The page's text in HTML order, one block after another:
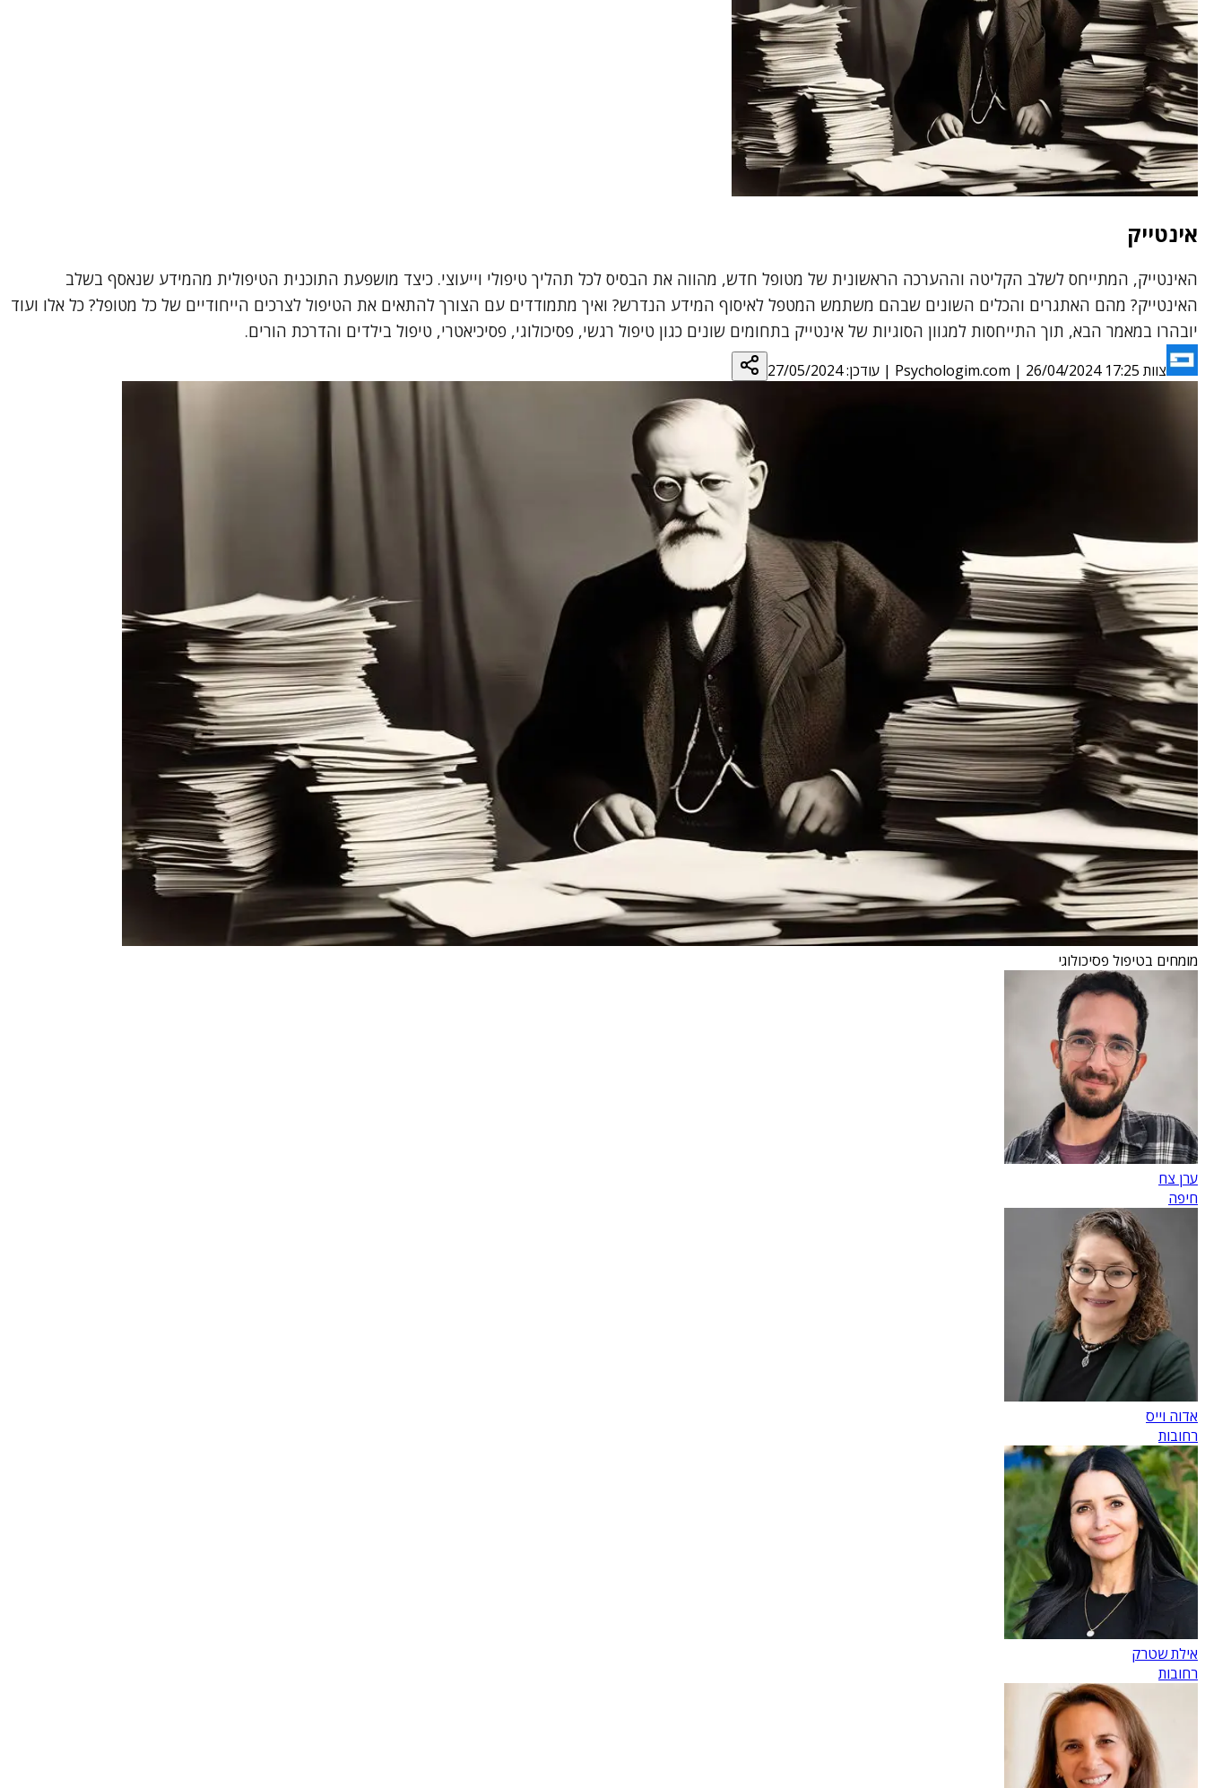
אינטייק
האינטייק, המתייחס לשלב הקליטה וההערכה הראשונית של מטופל חדש, מהווה את הבסיס לכל תהליך טיפולי וייעוצי. כיצד מושפעת התוכנית הטיפולית מהמידע שנאסף בשלב
האינטייק? מהם האתגרים והכלים השונים שבהם משתמש המטפל לאיסוף המידע הנדרש? ואיך מתמודדים עם הצורך להתאים את הטיפול לצרכים הייחודיים של כל מטופל? כל אלו ועוד
יובהרו במאמר הבא, תוך התייחסות למגוון הסוגיות של אינטייק בתחומים שונים כגון טיפול רגשי, פסיכולוגי, פסיכיאטרי, טיפול בילדים והדרכת הורים.
צוות Psychologim.com | 26/04/2024 17:25 | עודכן:27/05/2024
מומחים בטיפול פסיכולוגי
ערן צח
חיפה
אדוה וייס
רחובות
אילת שטרק
רחובות